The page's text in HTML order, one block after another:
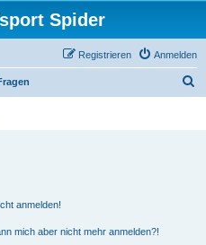
Spider
Anmelden
Registrieren
anmelden!
mich aber nicht mehr anmelden?!